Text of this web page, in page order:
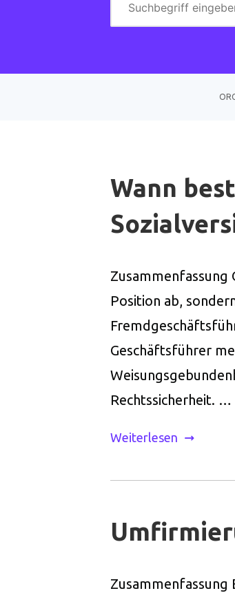
Wann
Zusammenfassung
Position ab,
Geschäftsführer
Rechtssicherheit. …
Weiterlesen
Zusammenfassung